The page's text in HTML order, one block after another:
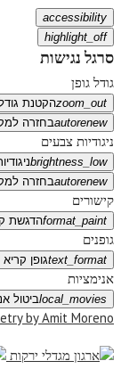
accessibility
highlight_off
סרגל נגישות
גודל גופן
zoom_outהקטנת
autorenewבחזרה
ניגודיות צבעים
brightness_low
autorenewבחזרה
קישורים
format_paintהדגשת
גופנים
text_formatגופן קריא
אנימציות
local_moviesביטול
by Amit Moreno